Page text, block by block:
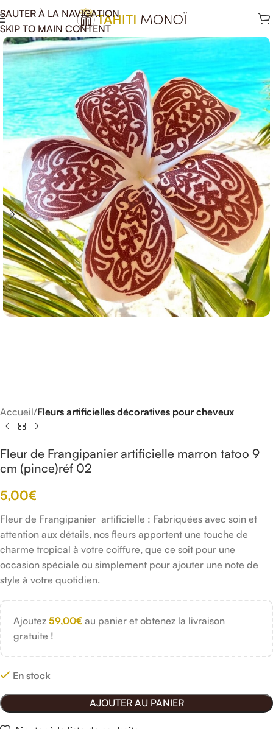
SAUTER À LA NAVIGATION
SKIP TO MAIN CONTENT
Accueil Fleurs artificielles décoratives pour cheveux
Fleur de Frangipanier artificielle marron tatoo 9
cm (pince)réf 02
5,00€
Fleur de Frangipanier artificielle : Fabriquées avec soin et
attention aux détails, nos fleurs apportent une touche de
charme tropical à votre coiffure, que ce soit pour une
occasion spéciale ou simplement pour ajouter une note de
style à votre quotidien.
Ajoutez 59,00€ au panier et obtenez la livraison
gratuite !
En stock
AJOUTER AU PANIER